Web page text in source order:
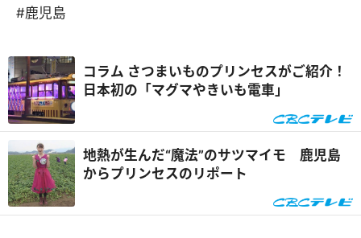
#鹿児島
コラム さつまいものプリンセスがご紹介！
日本初の「マグマやきいも電車」
地熱が生んだ“魔法”のサツマイモ 鹿児島
からプリンセスのリポート